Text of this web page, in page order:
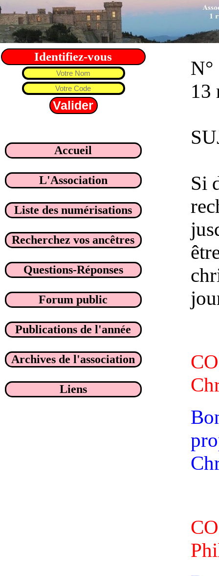
Identifiez-vous
Accueil
L'Association
Liste des numérisations
Recherchez vos ancêtres
Questions-Réponses
Forum public
Publications de l'année
Archives de l'association
Liens
13
Si